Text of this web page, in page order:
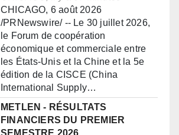
CHICAGO, 6 août 2026
/PRNewswire/ -- Le 30 juillet 2026,
le Forum de coopération
économique et commerciale entre
les États-Unis et la Chine et la 5e
édition de la CISCE (China
International Supply…
METLEN - RÉSULTATS
FINANCIERS DU PREMIER